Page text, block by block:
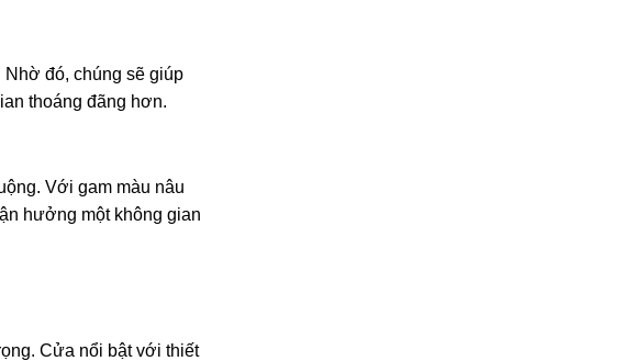
đó, chúng sẽ giúp
thoáng đãng hơn.
Với gam màu nâu
hưởng một không gian
Cửa nổi bật với thiết